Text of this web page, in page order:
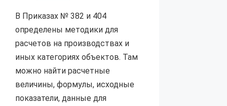
В Приказах № 382 и 404
определены методики для
расчетов на производствах и
иных категориях объектов. Там
можно найти расчетные
величины, формулы, исходные
показатели, данные для